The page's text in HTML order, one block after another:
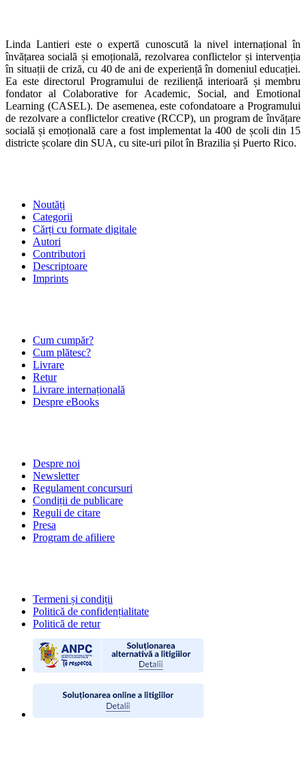
Linda Lantieri este o expertă cunoscută la nivel internațional în
învățarea socială și emoțională, rezolvarea conflictelor și intervenția
în situații de criză, cu 40 de ani de experiență în domeniul educației.
Ea este directorul Programului de reziliență interioară și membru
fondator al Colaborative for Academic, Social, and Emotional
Learning (CASEL). De asemenea, este cofondatoare a Programului
de rezolvare a conflictelor creative (RCCP), un program de învățare
socială și emoțională care a fost implementat la 400 de școli din 15
districte școlare din SUA, cu site-uri pilot în Brazilia și Puerto Rico.
Noutăți
Categorii
Cărți cu formate digitale
Autori
Contributori
Descriptoare
Imprints
Cum cumpăr?
Cum plătesc?
Livrare
Retur
Livrare internațională
Despre eBooks
Despre noi
Newsletter
Regulament concursuri
Condiții de publicare
Reguli de citare
Presa
Program de afiliere
Termeni și condiții
Politică de confidențialitate
Politică de retur